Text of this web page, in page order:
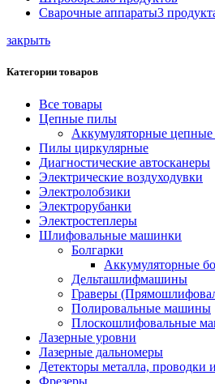
Сварочные аппараты3
закрыть
Категории товаров
Все товары
Цепные пилы
Аккумуляторные
Пилы циркулярные
Диагностические автосканеры
Электрические воздуходувки
Электролобзики
Электрорубанки
Электростеплеры
Шлифовальные машинки
Болгарки
Аккумуляторные
Дельташлифмашины
Граверы
Полировальные машины
Плоскошлифовальные
Лазерные уровни
Лазерные дальномеры
Детекторы металла, проводки
Фрезеры